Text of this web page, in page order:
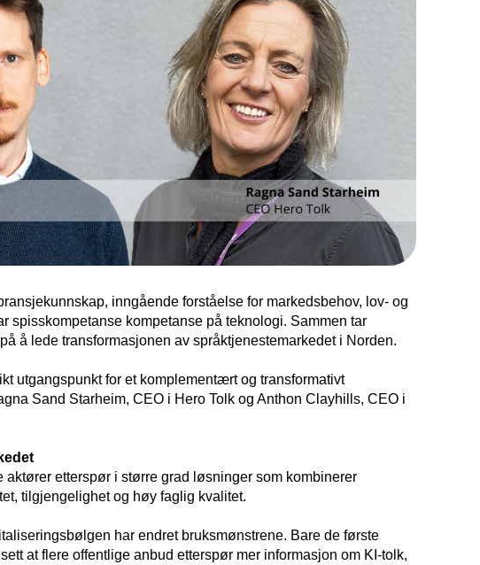
inngående forståelse for markedsbehov, lov- og
spisskompetanse kompetanse på teknologi. Sammen tar
å lede transformasjonen av språktjenestemarkedet i Norden.
utgangspunkt for et komplementært og transformativt
Sand Starheim, CEO i Hero Tolk og Anthon Clayhills, CEO i
aktører etterspør i større grad løsninger som kombinerer
tilgjengelighet og høy faglig kvalitet.
har endret bruksmønstrene. Bare de første
at flere offentlige anbud etterspør mer informasjon om KI-tolk,